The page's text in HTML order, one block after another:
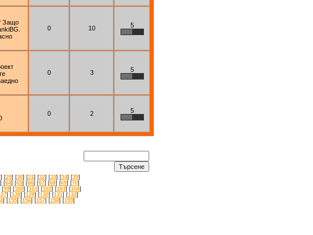
Защо
0 10 5
0 3 5
0 2 5
] [29] [30] [31 ] [32] [33] [34] [35]
] [64] [65] [66] [67] [68] [69] [70]
[99] [100] [101 ] [102] [103] [104]
] [128] [129] [130] [131 ] [132]
] [155] [156] [157] [158] [159]